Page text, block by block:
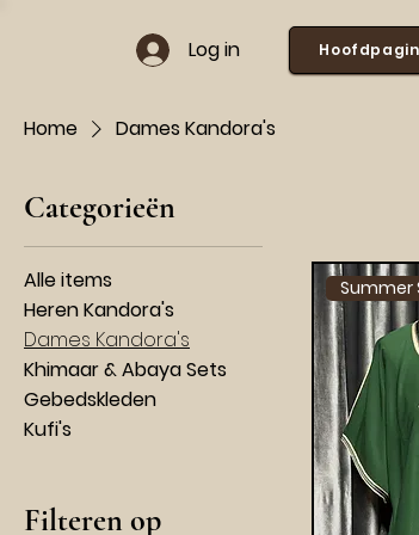
Log in
Home Dames Kandora's
Categorieën
Alle items
Heren Kandora's
Dames Kandora's
Khimaar & Abaya Sets
Gebedskleden
Kufi's
Filteren op
Summer